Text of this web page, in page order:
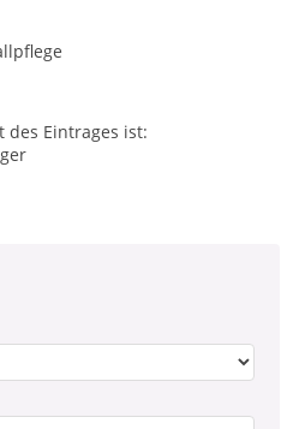
Eintrages ist: